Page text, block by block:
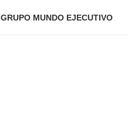
GRUPO MUNDO EJECUTIVO